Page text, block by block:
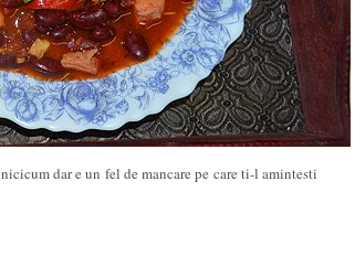
dar e un fel de mancare pe care ti-l amintesti